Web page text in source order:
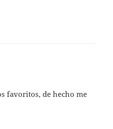
favoritos, de hecho me